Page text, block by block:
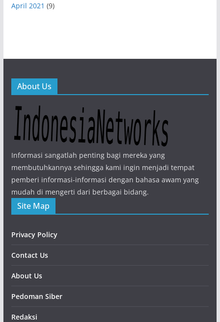
April 2021 (9)
About Us
Informasi sangatlah penting bagi mereka yang
membutuhkannya sehingga kami ingin menjadi tempat
pemberi informasi-informasi dengan bahasa awam yang
mudah di mengerti dari berbagai bidang.
Site Map
Privacy Policy
Contact Us
About Us
Pedoman Siber
Redaksi